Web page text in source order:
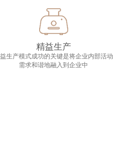
精益生产
生产模式成功的关键是将企业内部活动
需求和谐地融入到企业中